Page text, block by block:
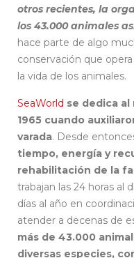
otros recientes, la
los 43.000 animales
hace parte de algo
conservación que
la vida de los animales.
SeaWorld se dedica
1965 cuando
varada. Desde
tiempo, energía y
rehabilitación de la
trabajan las 24 horas al
días al año en
atender a decenas de
más de 43.000
diversas especies,